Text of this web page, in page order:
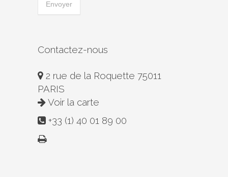
Contactez-nous
2 rue de la Roquette 75011
PARIS
Voir la carte
+33 (1) 40 01 89 00